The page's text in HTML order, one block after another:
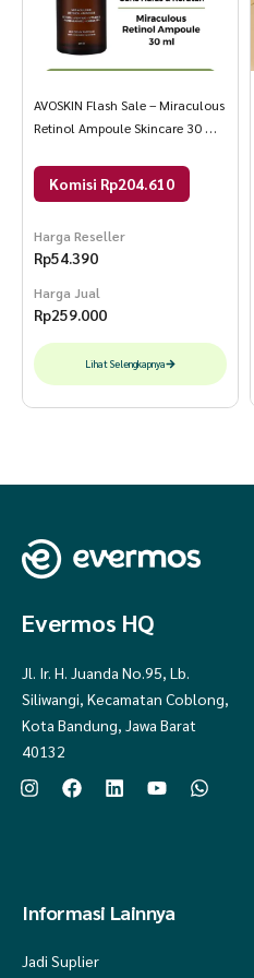
AVOSKIN Flash Sale – Miraculous
Retinol Ampoule Skincare 30 ml
Komisi Rp204.610
Harga Reseller
Rp54.390
Harga Jual
Rp259.000
Lihat Selengkapnya
Evermos HQ
Jl. Ir. H. Juanda No.95, Lb.
Siliwangi, Kecamatan Coblong,
Kota Bandung, Jawa Barat
40132
Informasi Lainnya
Jadi Suplier